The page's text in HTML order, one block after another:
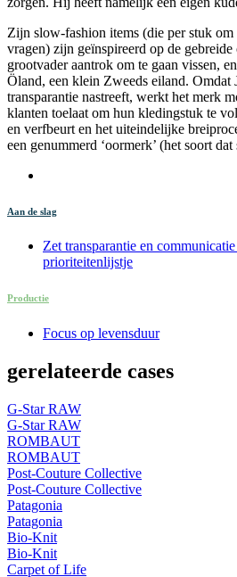
Zijn slow-fashion items (die per stuk
vragen) zijn geïnspireerd op de
grootvader aantrok om te gaan vissen,
Öland, een klein Zweeds eiland. Omdat
transparantie nastreeft, werkt het merk
klanten toelaat om hun kledingstuk te
en verfbeurt en het uiteindelijke
een genummerd ‘oormerk’ (het soort
Aan de slag
Zet transparantie en
prioriteitenlijstje
Productie
Focus op levensduur
gerelateerde cases
G-Star RAW
G-Star RAW
ROMBAUT
ROMBAUT
Post-Couture Collective
Post-Couture Collective
Patagonia
Patagonia
Bio-Knit
Bio-Knit
Carpet of Life